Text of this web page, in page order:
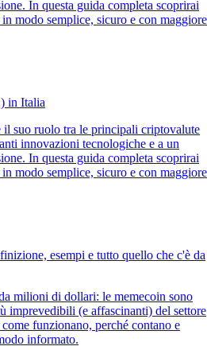
In questa guida completa scoprirai
modo semplice, sicuro e con maggiore
in Italia
il suo ruolo tra le principali criptovalute
innovazioni tecnologiche e a un
In questa guida completa scoprirai
modo semplice, sicuro e con maggiore
esempi e tutto quello che c'è da
milioni di dollari: le memecoin sono
imprevedibili (e affascinanti) del settore
funzionano, perché contano e
informato.